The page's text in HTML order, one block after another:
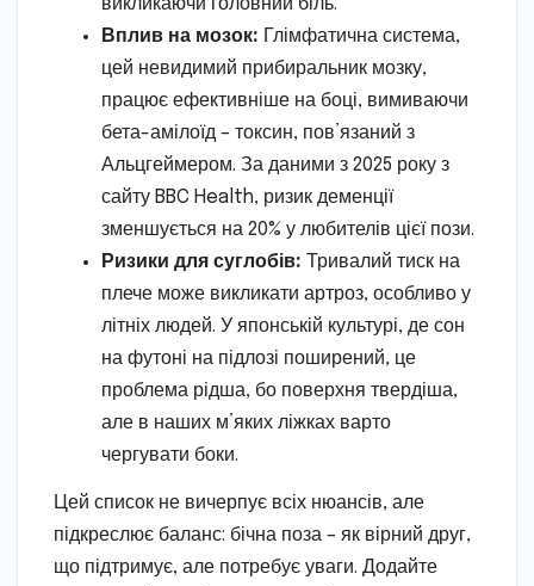
викликаючи головний біль.
Вплив на мозок: Глімфатична система,
цей невидимий прибиральник мозку,
працює ефективніше на боці, вимиваючи
бета-амілоїд – токсин, пов’язаний з
Альцгеймером. За даними з 2025 року з
сайту BBC Health, ризик деменції
зменшується на 20% у любителів цієї пози.
Ризики для суглобів: Тривалий тиск на
плече може викликати артроз, особливо у
літніх людей. У японській культурі, де сон
на футоні на підлозі поширений, це
проблема рідша, бо поверхня твердіша,
але в наших м’яких ліжках варто
чергувати боки.
Цей список не вичерпує всіх нюансів, але
підкреслює баланс: бічна поза – як вірний друг,
що підтримує, але потребує уваги. Додайте